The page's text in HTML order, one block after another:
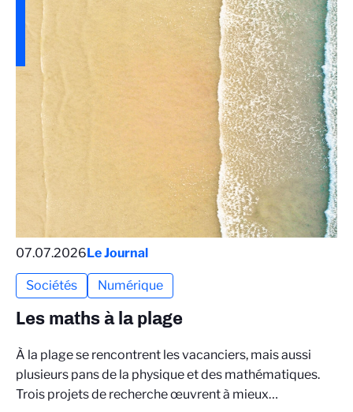
07.07.2026Le Journal
Sociétés Numérique
Les maths à la plage
À la plage se rencontrent les vacanciers, mais aussi
plusieurs pans de la physique et des mathématiques.
Trois projets de recherche œuvrent à mieux…